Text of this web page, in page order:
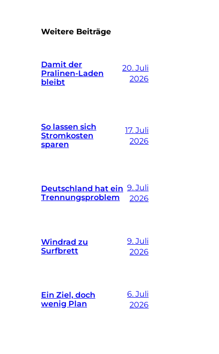
Weitere Beiträge
Damit der
Pralinen-Laden
bleibt
20. Juli
2026
So lassen sich
Stromkosten
sparen
17. Juli
2026
Deutschland hat ein
Trennungsproblem
9. Juli
2026
Windrad zu
Surfbrett
9. Juli
2026
Ein Ziel, doch
wenig Plan
6. Juli
2026